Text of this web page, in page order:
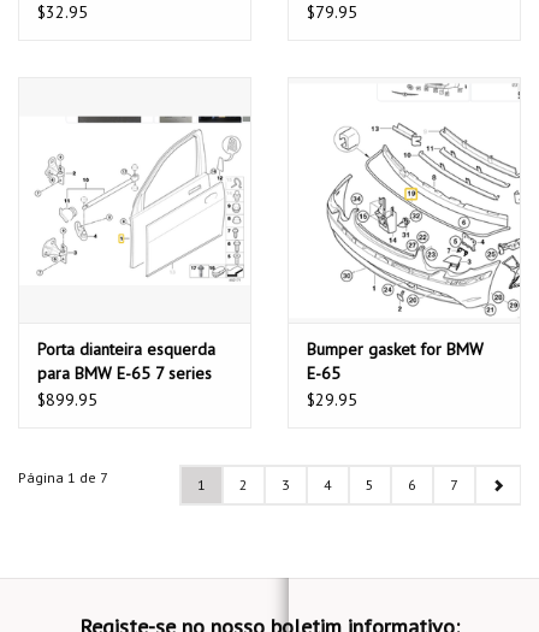
$32.95
$79.95
Porta dianteira esquerda
para BMW E-65 7 series
$899.95
Bumper gasket for BMW
E-65
$29.95
Página 1 de 7 1 2 3 4 5 6 7
Registe-se no nosso boletim informativo: